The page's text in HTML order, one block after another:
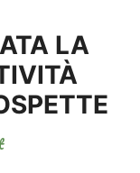
LA